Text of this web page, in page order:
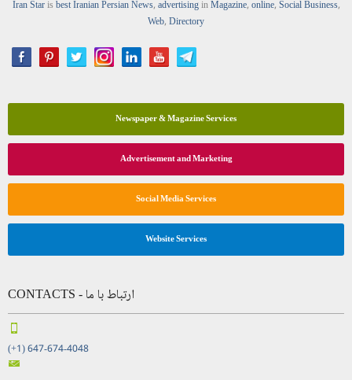
Iran Starisbest Iranian PersianNews,advertisinginMagazine,online,Social Business,
Web,Directory
Newspaper & Magazine Services
Advertisement and Marketing
Social Media Services
Website Services
CONTACTS - ارتباط با ما
(+1) 647-674-4048